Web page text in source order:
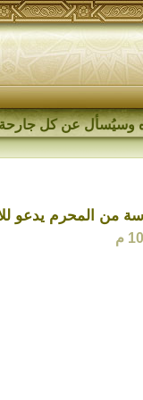
وسيُسأل عن كل جارحة
من المحرم يدعو